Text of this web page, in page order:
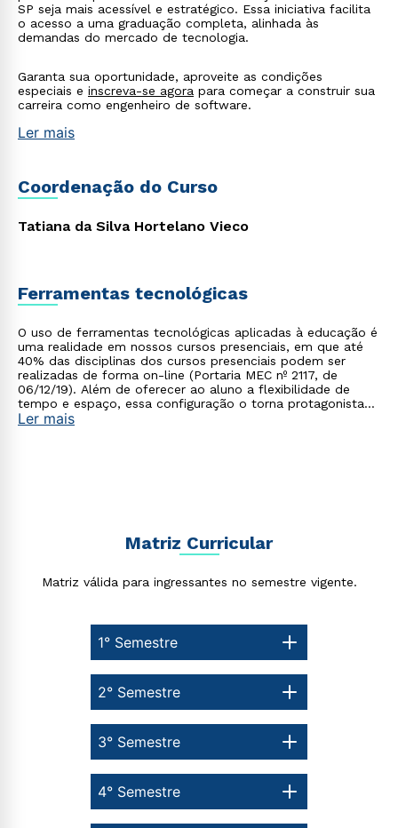
SP seja mais acessível e estratégico. Essa iniciativa facilita
o acesso a uma graduação completa, alinhada às
demandas do mercado de tecnologia.
Garanta sua oportunidade, aproveite as condições
especiais e inscreva-se agora para começar a construir sua
carreira como engenheiro de software.
Ler mais
Coordenação do Curso
Tatiana da Silva Hortelano Vieco
Ferramentas tecnológicas
O uso de ferramentas tecnológicas aplicadas à educação é
uma realidade em nossos cursos presenciais, em que até
40% das disciplinas dos cursos presenciais podem ser
realizadas de forma on-line (Portaria MEC nº 2117, de
06/12/19). Além de oferecer ao aluno a flexibilidade de
tempo e espaço, essa configuração o torna protagonista
no processo de construção do seu conhecimento.
Ler mais
Matriz Curricular
Matriz válida para ingressantes no semestre vigente.
1° Semestre
4° Semestre
3° Semestre
2° Semestre
Rápido e fácil
WhatsApp
ou
autorizo que meus dados sejam utilizados para o